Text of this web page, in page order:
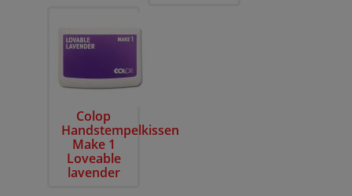
Colop
Handstempelkissen
Make 1
Loveable
lavender